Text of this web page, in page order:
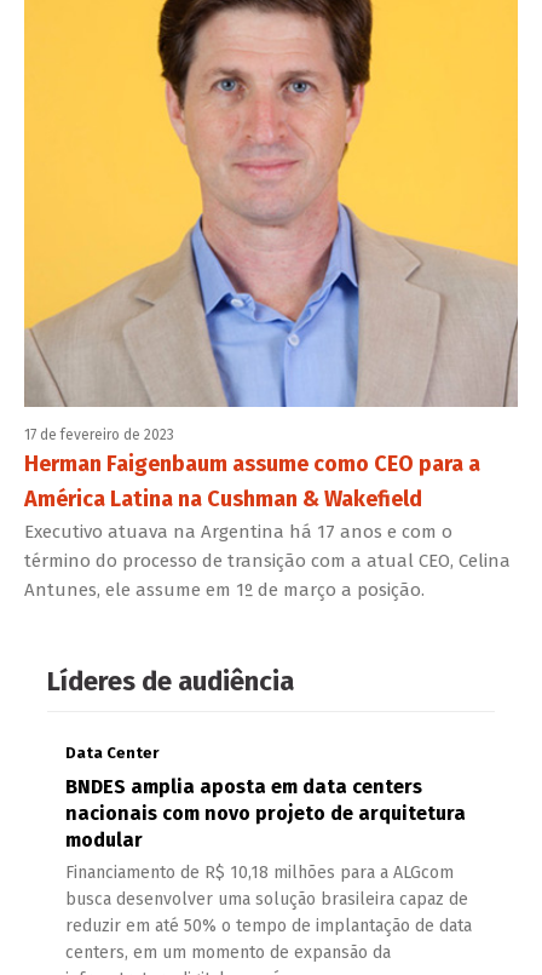
17 de fevereiro de 2023
Herman Faigenbaum assume como CEO para a
América Latina na Cushman & Wakefield
Executivo atuava na Argentina há 17 anos e com o
término do processo de transição com a atual CEO, Celina
Antunes, ele assume em 1º de março a posição.
Líderes de audiência
Data Center
BNDES amplia aposta em data centers
nacionais com novo projeto de arquitetura
modular
Financiamento de R$ 10,18 milhões para a ALGcom
busca desenvolver uma solução brasileira capaz de
reduzir em até 50% o tempo de implantação de data
centers, em um momento de expansão da